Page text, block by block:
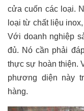
cửa cuốn các loại.
loại từ chất liệu
Với doanh nghiệp
đủ. Nó cần phải
thực sự hoàn thiện.
phương diện này
hàng.